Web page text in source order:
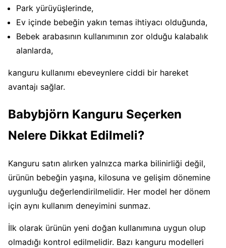
Park yürüyüşlerinde,
Ev içinde bebeğin yakın temas ihtiyacı olduğunda,
Bebek arabasının kullanımının zor olduğu kalabalık
alanlarda,
kanguru kullanımı ebeveynlere ciddi bir hareket
avantajı sağlar.
Babybjörn Kanguru Seçerken
Nelere Dikkat Edilmeli?
Kanguru satın alırken yalnızca marka bilinirliği değil,
ürünün bebeğin yaşına, kilosuna ve gelişim dönemine
uygunluğu değerlendirilmelidir. Her model her dönem
için aynı kullanım deneyimini sunmaz.
İlk olarak ürünün yeni doğan kullanımına uygun olup
olmadığı kontrol edilmelidir. Bazı kanguru modelleri